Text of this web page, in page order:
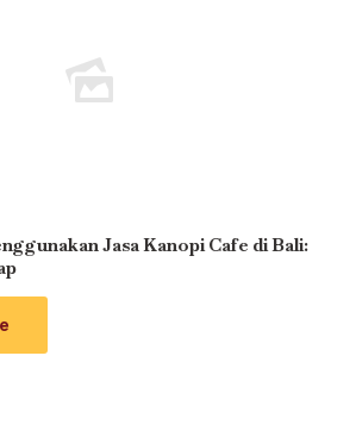
Jasa Kanopi Cafe di Bali: